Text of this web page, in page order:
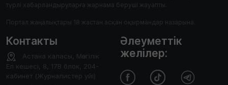
түрлі хабарландыруларға жарнама беруші жауапты.
Портал жаңалықтары 18 жастан асқан оқырмандар назарына.
Контакты
Астана каласы, Мәнгілік
Ел кешесі, 8, 17В блок, 204-
кабинет (Журналистер уйі)
Әлеуметтік
желілер: